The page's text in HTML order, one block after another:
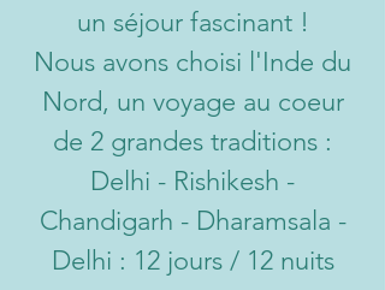
un séjour fascinant !
Nous avons choisi l'Inde du
Nord, un voyage au coeur
de 2 grandes traditions :
Delhi - Rishikesh -
Chandigarh - Dharamsala -
Delhi : 12 jours / 12 nuits